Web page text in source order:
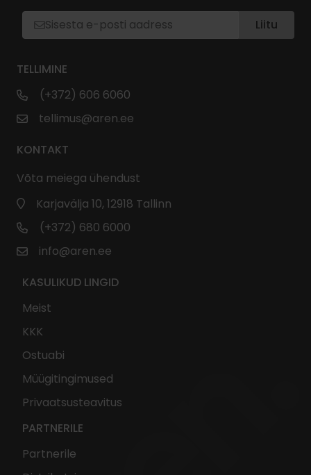
Liitu
TELLIMINE
(+372) 606 6060
tellimus@aren.ee
KONTAKT
Võta meiega ühendust
Karjavälja 10, 12918 Tallinn
(+372) 680 6000
info@aren.ee
KASULIKUD LINGID
Meist
KKK
Ostuabi
Müügitingimused
Privaatsusteavitus
PARTNERILE
Partnerile